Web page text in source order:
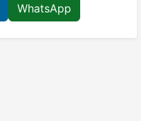
WhatsApp